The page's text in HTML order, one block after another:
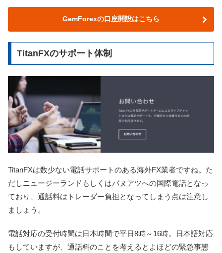
GemForexの口座開設はこちら
TitanFXのサポート体制
TitanFXは数少ない電話サポートのある海外FX業者ですね。た
だしニュージーランドもしくはバヌアツへの国際電話となっ
ており、通話料はトレーダー負担となってしまう点は注意し
ましょう。
電話対応の受付時間は日本時間で平日8時～16時。日本語対応
もしていますが、通話料のことを考えるとよほどの緊急事態